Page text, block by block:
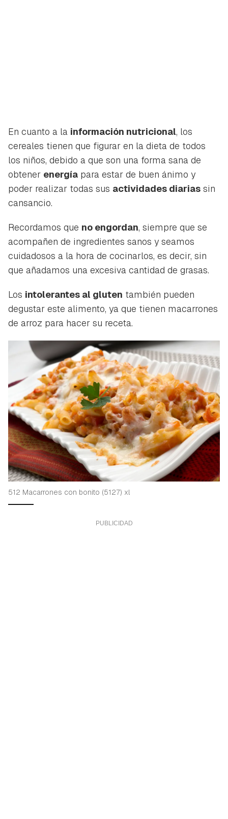
En cuanto a la información nutricional, los
cereales tienen que figurar en la dieta de todos
los niños, debido a que son una forma sana de
obtener energía para estar de buen ánimo y
poder realizar todas sus actividades diarias sin
cansancio.
Recordamos que no engordan, siempre que se
acompañen de ingredientes sanos y seamos
cuidadosos a la hora de cocinarlos, es decir, sin
que añadamos una excesiva cantidad de grasas.
Los intolerantes al gluten también pueden
degustar este alimento, ya que tienen macarrones
de arroz para hacer su receta.
512 Macarrones con bonito (5127) xl